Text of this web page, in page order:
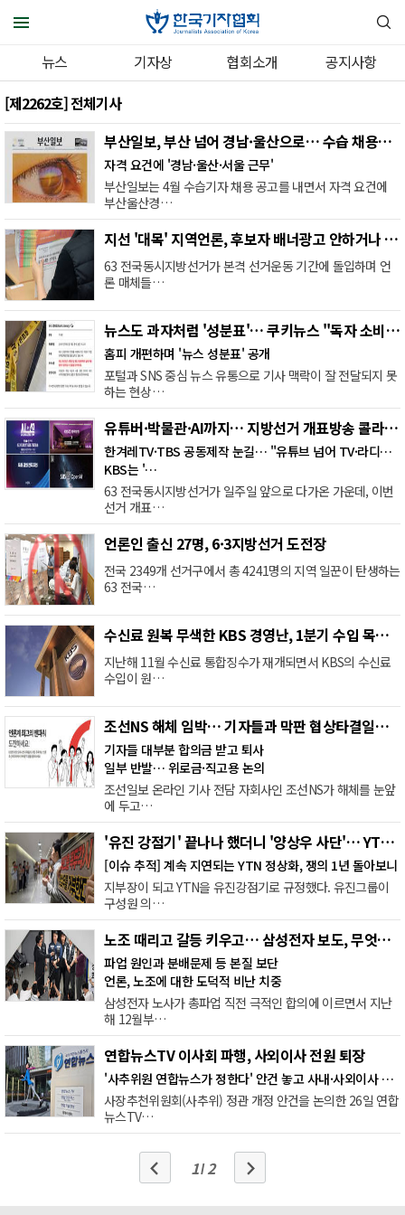
뉴스 기자상 협회소개
공지사항
[제2262호] 전체기사
부산일보, 부산 넘어 경남·울산으로… 수습 채용공고 보니
자격 요건에 '경남·울산·서울 근무'
부산일보는 4월 수습기자 채용 공고를 내면서 자격 요건에
부산울산경…
지선 '대목' 지역언론, 후보자 배너광고 안하거나 못하거나?
63 전국동시지방선거가 본격 선거운동 기간에 돌입하며 언
론 매체들…
뉴스도 과자처럼 '성분표'… 쿠키뉴스 "독자 소비방식 고려"
홈피 개편하며 '뉴스 성분표' 공개
포털과 SNS 중심 뉴스 유통으로 기사 맥락이 잘 전달되지 못
하는 현상…
유튜버·박물관·AI까지… 지방선거 개표방송 콜라보 열풍
한겨레TV·TBS 공동제작 눈길… "유튜브 넘어 TV·라디오로 영역 확장"
KBS는 '…
63 전국동시지방선거가 일주일 앞으로 다가온 가운데, 이번
선거 개표…
언론인 출신 27명, 6·3지방선거 도전장
전국 2349개 선거구에서 총 4241명의 지역 일꾼이 탄생하는
63 전국…
수신료 원복 무색한 KBS 경영난, 1분기 수입 목표도 못 채워
지난해 11월 수신료 통합징수가 재개되면서 KBS의 수신료
수입이 원…
조선NS 해체 임박… 기자들과 막판 협상타결일까 소송전일까
기자들 대부분 합의금 받고 퇴사
일부 반발… 위로금·직고용 논의
조선일보 온라인 기사 전담 자회사인 조선NS가 해체를 눈앞
에 두고…
'유진 강점기' 끝나나 했더니 '양상우 사단'… YTN 구성원 한숨
[이슈 추적] 계속 지연되는 YTN 정상화, 쟁의 1년 돌아보니
지부장이 되고 YTN을 유진강점기로 규정했다. 유진그룹이
구성원 의…
노조 때리고 갈등 키우고… 삼성전자 보도, 무엇을 놓쳤나
파업 원인과 분배문제 등 본질 보단
언론, 노조에 대한 도덕적 비난 치중
삼성전자 노사가 총파업 직전 극적인 합의에 이르면서 지난
해 12월부…
연합뉴스TV 이사회 파행, 사외이사 전원 퇴장
'사추위원 연합뉴스가 정한다' 안건 놓고 사내·사외이사 논쟁
사장추천위원회(사추위) 정관 개정 안건을 논의한 26일 연합
뉴스TV…
1/2